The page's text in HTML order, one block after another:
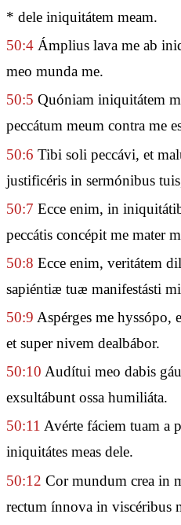
* dele iniquitátem meam.
50:4 Ámplius lava me ab
meo munda me.
50:5 Quóniam iniquitátem
peccátum meum contra me
50:6 Tibi soli peccávi, et
justificéris in sermónibus
50:7 Ecce enim, in
peccátis concépit me mater
50:8 Ecce enim, veritátem
sapiéntiæ tuæ manifestásti
50:9 Aspérges me hyssópo,
et super nivem dealbábor.
50:10 Audítui meo dabis
exsultábunt ossa humiliáta.
50:11 Avérte fáciem tuam a
iniquitátes meas dele.
50:12 Cor mundum crea in
rectum ínnova in viscéribus